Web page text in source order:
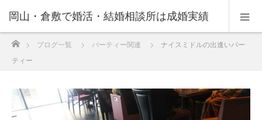
岡山・倉敷で婚活・結婚相談所は成婚実績
の豊富なNPO法人・和(なごみ)へ。
ブログ一覧 パーティー関連
ナイスミドルの出逢いパー
ティー